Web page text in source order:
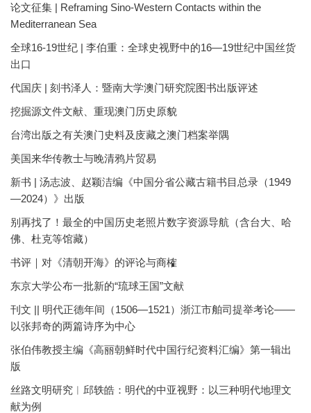
论文征集 | Reframing Sino-Western Contacts within the
Mediterranean Sea
全球16-19世纪 | 李伯重：全球史视野中的16—19世纪中国丝货
出口
代国庆 | 刻书泽人：暨南大学澳门研究院图书出版评述
挖掘源文件文献、重现澳门历史原貌
台湾出版之有关澳门史料及庋藏之澳门档案举隅
美国来华传教士与晚清鸦片贸易
新书 | 汤志波、赵颖洁编《中国分省公藏古籍书目总录（1949
—2024）》出版
别再找了！最全的中国历史老照片数字资源导航（含台大、哈
佛、杜克等馆藏）
书评｜对《清朝开海》的评论与商榷
东京大学公布一批新的“琉球王国”文献
刊文 || 明代正德年间（1506—1521）浙江市舶司提举考论——
以张邦奇的两篇诗序为中心
张伯伟教授主编《高丽朝鲜时代中国行纪资料汇编》第一辑出
版
丝路文明研究︱邱轶皓：明代的中亚视野：以三种明代地理文
献为例